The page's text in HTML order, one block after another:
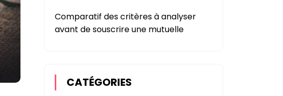
Comparatif des critères à analyser
avant de souscrire une mutuelle
CATÉGORIES